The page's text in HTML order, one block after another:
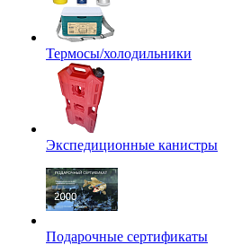
Термосы/холодильники
Экспедиционные канистры
Подарочные сертификаты